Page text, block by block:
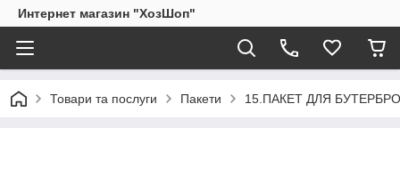
Интернет магазин "ХозШоп"
Товари та послуги Пакети 15.ПАКЕТ ДЛЯ